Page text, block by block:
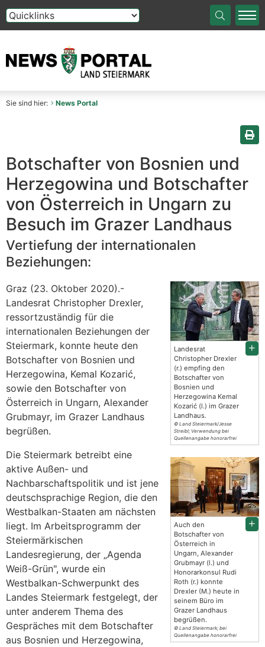
Die Auswahl einer Option im Select-Element führt auf
Sie sind hier: News Portal
Botschafter von Bosnien und
Herzegowina und Botschafter
von Österreich in Ungarn zu
Besuch im Grazer Landhaus
Vertiefung der internationalen
Beziehungen:
Landesrat
Christopher Drexler
(r.) empfing den
Botschafter von
Bosnien und
Herzegowina Kemal
Kozarić (l.) im Grazer
Landhaus.
© Land Steiermark/Jesse
Streibl; Verwendung bei
Quellenangabe honorarfrei
Auch den
Botschafter von
Österreich in
Ungarn, Alexander
Grubmayr (l.) und
Honorarkonsul Rudi
Roth (r.) konnte
Drexler (M.) heute in
seinem Büro im
Grazer Landhaus
begrüßen.
© Land Steiermark; bei
Quellenangabe honorarfrei
Graz (23. Oktober 2020).-
Landesrat Christopher Drexler,
ressortzuständig für die
internationalen Beziehungen der
Steiermark, konnte heute den
Botschafter von Bosnien und
Herzegowina, Kemal Kozarić,
sowie den Botschafter von
Österreich in Ungarn, Alexander
Grubmayr, im Grazer Landhaus
begrüßen.
Die Steiermark betreibt eine
aktive Außen- und
Nachbarschaftspolitik und ist jene
deutschsprachige Region, die den
Westbalkan-Staaten am nächsten
liegt. Im Arbeitsprogramm der
Steiermärkischen
Landesregierung, der „Agenda
Weiß-Grün", wurde ein
Westbalkan-Schwerpunkt des
Landes Steiermark festgelegt, der
unter anderem Thema des
Gespräches mit dem Botschafter
aus Bosnien und Herzegowina,